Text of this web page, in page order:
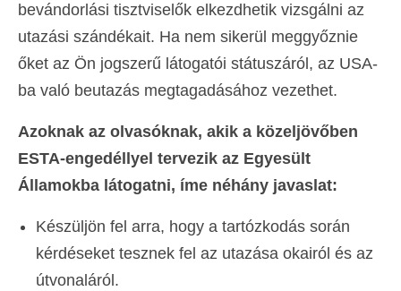
bevándorlási tisztviselők elkezdhetik vizsgálni az
utazási szándékait. Ha nem sikerül meggyőznie
őket az Ön jogszerű látogatói státuszáról, az USA-
ba való beutazás megtagadásához vezethet.
Azoknak az olvasóknak, akik a közeljövőben
ESTA-engedéllyel tervezik az Egyesült
Államokba látogatni, íme néhány javaslat:
Készüljön fel arra, hogy a tartózkodás során
kérdéseket tesznek fel az utazása okairól és az
útvonaláról.